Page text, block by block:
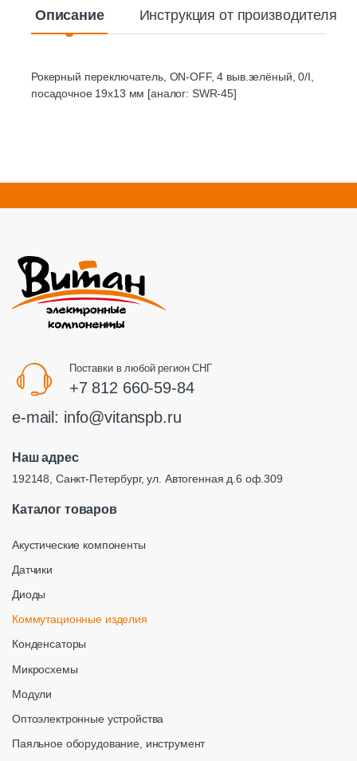
Описание Инструкция от производителя
Рокерный переключатель, ON-OFF, 4 выв.зелёный, 0/I,
посадочное 19х13 мм [аналог: SWR-45]
Поставки в любой регион СНГ
+7 812 660-59-84
e-mail: info@vitanspb.ru
Наш адрес
192148, Санкт-Петербург, ул. Автогенная д.6 оф.309
Каталог товаров
Акустические компоненты
Датчики
Диоды
Коммутационные изделия
Конденсаторы
Микросхемы
Модули
Оптоэлектронные устройства
Паяльное оборудование, инструмент